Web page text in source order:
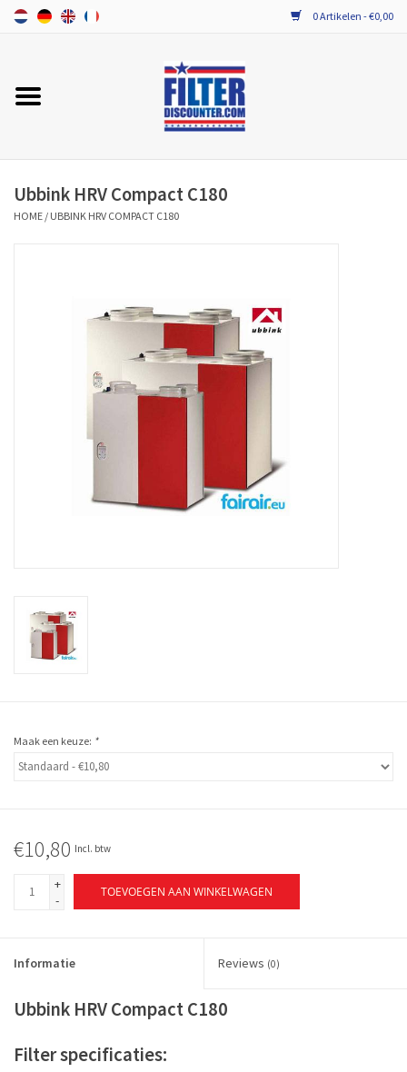
0 Artikelen - €0,00
Home
PROBIOTICA ONDERHOUD
Ubbink HRV Compact C180
HOME / UBBINK HRV COMPACT C180
Maak een keuze: *
€10,80 Incl. btw
+
-
TOEVOEGEN AAN WINKELWAGEN
Informatie Reviews (0)
Ubbink HRV Compact C180
Filter specificaties: